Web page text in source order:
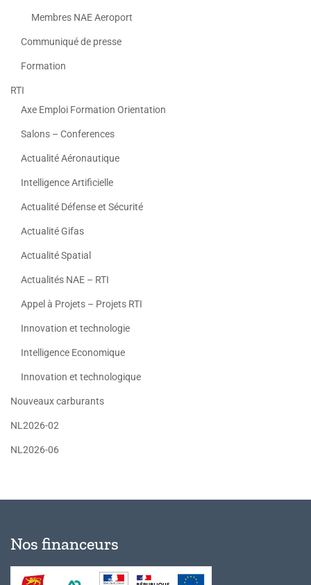
Membres NAE Aeroport
Communiqué de presse
Formation
RTI
Axe Emploi Formation Orientation
Salons – Conferences
Actualité Aéronautique
Intelligence Artificielle
Actualité Défense et Sécurité
Actualité Gifas
Actualité Spatial
Actualités NAE – RTI
Appel à Projets – Projets RTI
Innovation et technologie
Intelligence Economique
Innovation et technologique
Nouveaux carburants
NL2026-02
NL2026-06
Nos financeurs